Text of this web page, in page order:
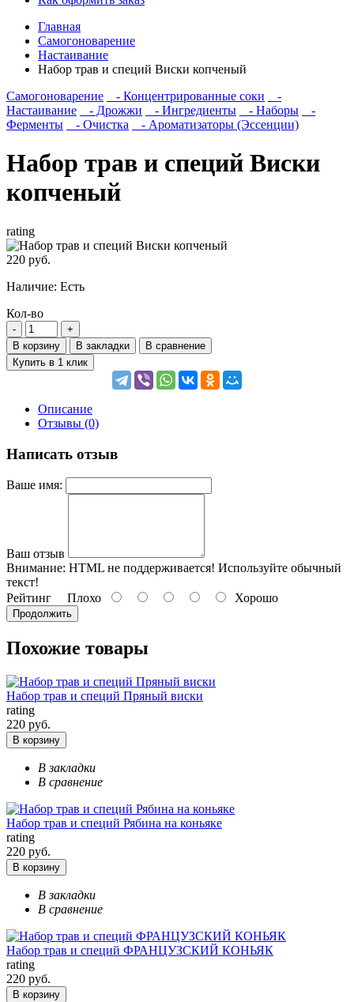
Главная
Самогоноварение
Настаивание
Набор трав и специй Виски копченый
Самогоноварение
- Концентрированные соки
-
Настаивание
- Дрожжи - Ингредиенты - Наборы
-
Ферменты
- Очистка - Ароматизаторы (Эссенции)
Набор трав и специй Виски
копченый
rating
220 руб.
Наличие: Есть
Кол-во
В корзину В закладки
В сравнение
Купить в 1 клик
Описание
Отзывы (0)
Написать отзыв
Ваше имя:
Ваш отзыв
Внимание: HTML не поддерживается! Используйте обычный
текст!
Рейтинг Плохо Хорошо
Продолжить
Похожие товары
Набор трав и специй Пряный виски
rating
220 руб.
В корзину
В закладки
В сравнение
Набор трав и специй Рябина на коньяке
rating
220 руб.
В корзину
В закладки
В сравнение
Набор трав и специй ФРАНЦУЗСКИЙ КОНЬЯК
rating
220 руб.
В корзину